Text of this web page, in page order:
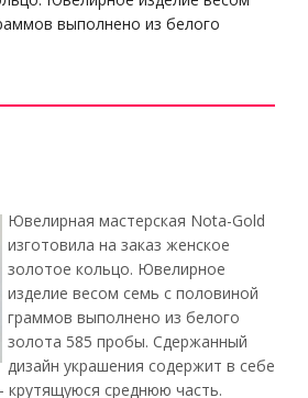
выполнено из белого
Ювелирная мастерская Nota-Gold
изготовила на заказ женское
золотое кольцо. Ювелирное
изделие весом семь с половиной
граммов выполнено из белого
золота 585 пробы. Сдержанный
дизайн украшения содержит в себе
крутящуюся среднюю часть.